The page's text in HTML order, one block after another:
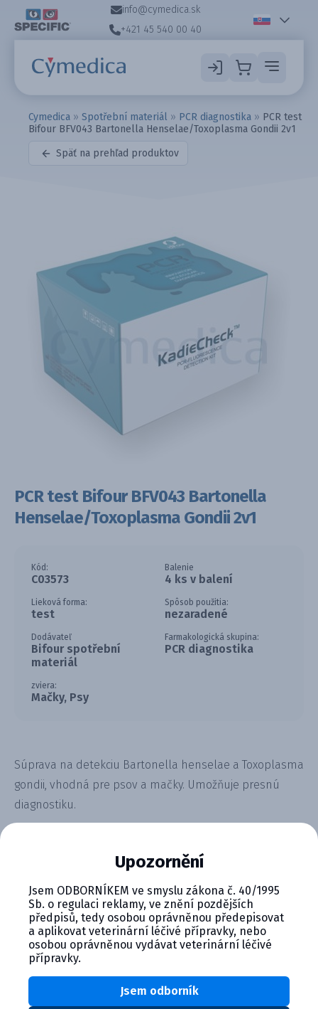
info@cymedica.sk
+421 45 540 00 40
Cymedica » Spotřební materiál » PCR diagnostika » PCR test
Bifour BFV043 Bartonella Henselae/Toxoplasma Gondii 2v1
Späť na prehľad produktov
PCR test Bifour BFV043 Bartonella
Henselae/Toxoplasma Gondii 2v1
Kód:
C03573
Balenie
4 ks v balení
Lieková forma:
test
Spôsob použitia:
nezaradené
Dodávateľ
Bifour spotřební
materiál
Farmakologická skupina:
PCR diagnostika
zviera:
Mačky, Psy
Súprava na detekciu Bartonella henselae a Toxoplasma
gondii, vhodná pre psov a mačky. Umožňuje presnú
diagnostiku.
CYMEDICA PLUS: VERNOSŤ, KTORÁ
SA VYPLÁCA
Zapojte sa do vernostného programu Cymedica
veterinárnu prax, vzdelávanie a pohodu.
Upozornění
Jsem ODBORNÍKEM ve smyslu zákona č. 40/1995
Sb. o regulaci reklamy, ve znění pozdějších
předpisů, tedy osobou oprávněnou předepisovat
a aplikovat veterinární léčivé přípravky, nebo
osobou oprávněnou vydávat veterinární léčivé
přípravky.
Jsem odborník